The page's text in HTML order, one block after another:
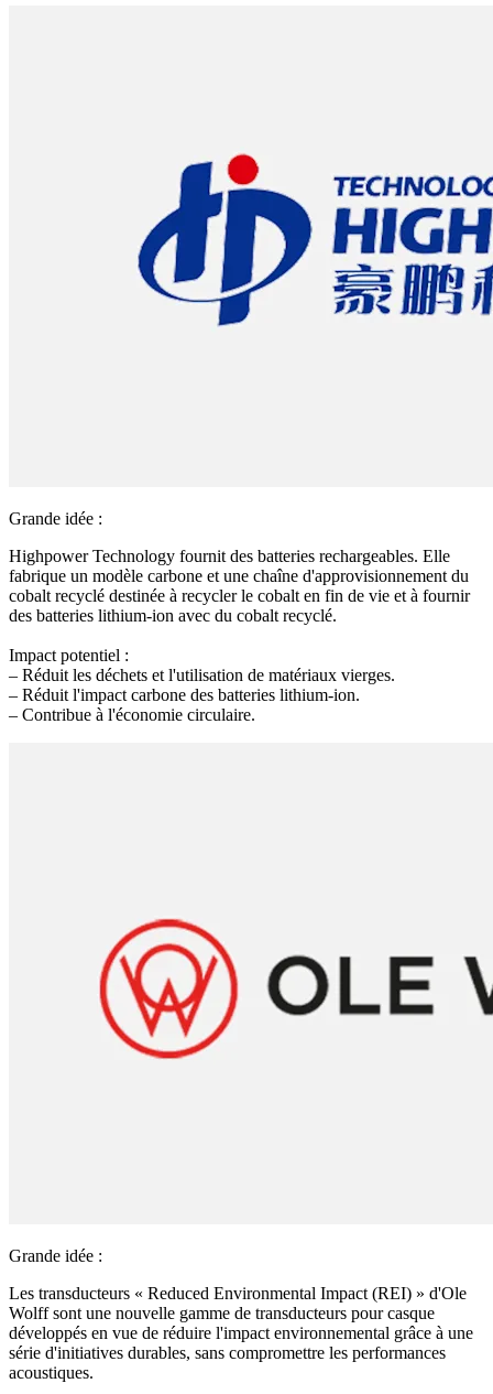
Grande idée :
Highpower Technology fournit des batteries rechargeables. Elle
fabrique un modèle carbone et une chaîne d'approvisionnement du
cobalt recyclé destinée à recycler le cobalt en fin de vie et à fournir
des batteries lithium-ion avec du cobalt recyclé.
Impact potentiel :
– Réduit les déchets et l'utilisation de matériaux vierges.
– Réduit l'impact carbone des batteries lithium-ion.
– Contribue à l'économie circulaire.
Grande idée :
Les transducteurs « Reduced Environmental Impact (REI) » d'Ole
Wolff sont une nouvelle gamme de transducteurs pour casque
développés en vue de réduire l'impact environnemental grâce à une
série d'initiatives durables, sans compromettre les performances
acoustiques.